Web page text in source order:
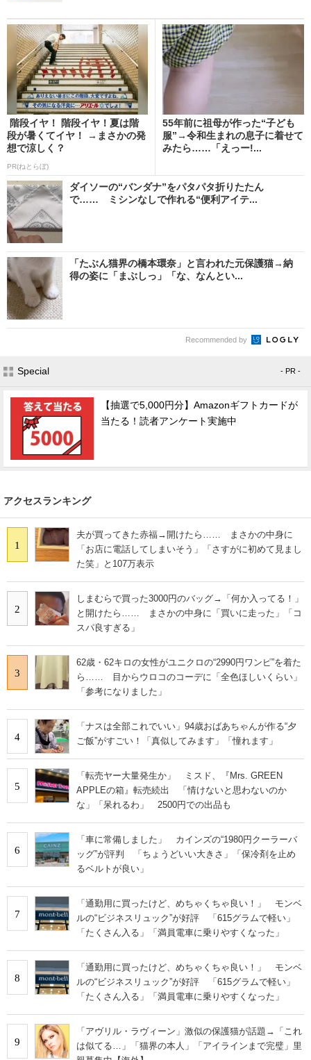
階段イヤ！ 階段イヤ！夏は階
段が暑くてイヤ！ →まさかの発
想で涼しく？
PR(ねとらぼ)
55年前に祖母が作った“子ども
服”→令和生まれの息子に着せて
みたら……「えっー!...
ダイソーの“バンダナ”をパタパタ折りたたん
で…… ミシンなしで作れる“便利アイテ...
「たぶん猫界の橋本環奈」と言われた元保護猫→納
得の姿に「まぶしっ」「な、なんとい...
Recommended by
Special - PR -
【抽選で5,000円分】Amazonギフトカードが
当たる！読者アンケート実施中
アクセスランキング
1
夫が買ってきた赤福→開けたら…… まさかの中身に
「お店に電話してしまいそう」「さすがに初めて見まし
た笑」と107万表示
2
しまむらで買った3000円のバッグ→「何か入ってる！」
と開けたら…… まさかの中身に「買いに走った」「コ
スパ良すぎる」
3
62歳・62キロの女性がユニクロの“2990円ワンピ”を着た
ら…… 目からウロコのコーデに「全色ほしいくらい」
「参考になりました」
4
「ナスは全部これでいい」94歳おばあちゃんが作る“夕
ご飯”がすごい！「真似してみます」「憧れます」
5
「転売ヤー大量発生か」 ミスド、『Mrs. GREEN
APPLEの箱』転売続出 「情けないと思わないのか
な」「呆れるわ」 2500円での出品も
6
「車に常備しました」 カインズの“1980円クーラーバ
ッグ”が評判 「ちょうどいい大きさ」「保冷剤を止め
るベルトが良い」
7
「通勤用に買ったけど、めちゃくちゃ良い！」 モンベ
ルの“ビジネスリュック”が好評 「615グラムで軽い」
「たくさん入る」「満員電車に乗りやすくなった」
8
「通勤用に買ったけど、めちゃくちゃ良い！」 モンベ
ルの“ビジネスリュック”が好評 「615グラムで軽い」
「たくさん入る」「満員電車に乗りやすくなった」
9
「アヴリル・ラヴィーン」激似の保護猫が話題→「これ
は似てる…」「猫界の本人」「アイラインまで完璧」里